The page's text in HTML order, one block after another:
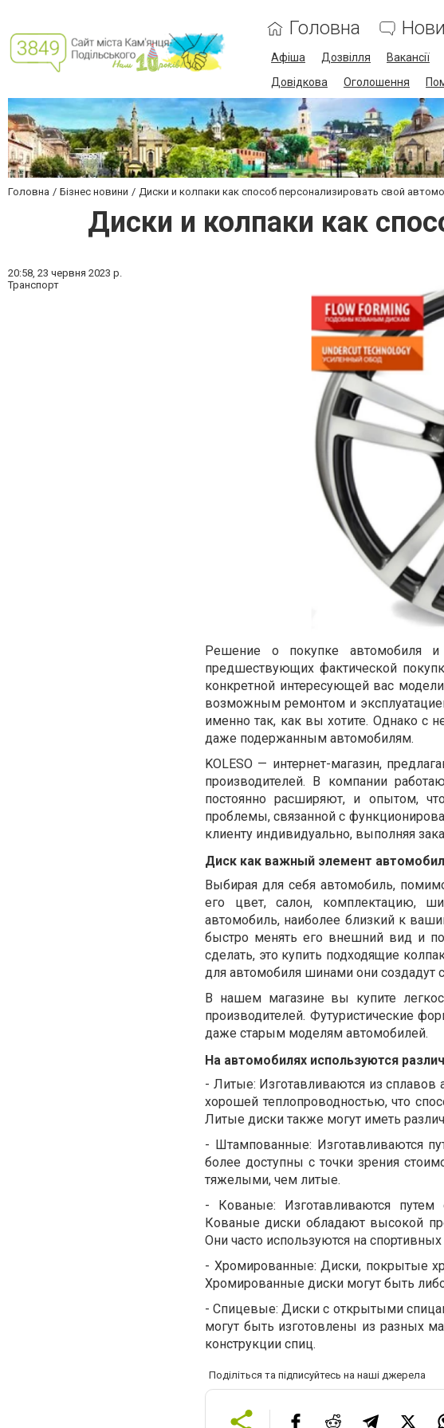
Головна
Афіша Дозвілля Вакансії
Довідкова
Оголошення
Головна Бізнес новини Диски и колпаки как способ персонализировать свой
Диски и колпаки как
20:58, 23 червня 2023 р.
Транспорт
Решение о покупке автомобиля и
предшествующих фактической
конкретной интересующей вас
возможным ремонтом и
именно так, как вы хотите. Однако с
даже подержанным автомобилям.
KOLESO — интернет-магазин,
производителей. В компании
постоянно расширяют, и опытом,
проблемы, связанной с
клиенту индивидуально, выполняя
Диск как важный элемент
Выбирая для себя автомобиль,
его цвет, салон, комплектацию,
автомобиль, наиболее близкий к
быстро менять его внешний вид и
сделать, это купить подходящие
для автомобиля шинами они создадут
В нашем магазине вы купите
производителей. Футуристические
даже старым моделям автомобилей.
На автомобилях используются
- Литые: Изготавливаются из
хорошей теплопроводностью, что
Литые диски также могут иметь
- Штампованные: Изготавливаются
более доступны с точки зрения
тяжелыми, чем литые.
- Кованые: Изготавливаются
Кованые диски обладают высокой
Они часто используются на
- Хромированные: Диски, покрытые
Хромированные диски могут быть
-Спицевые: Диски с открытыми
могут быть изготовлены из разных
конструкции спиц.
Поділіться та підписуйтесь на наші джерела